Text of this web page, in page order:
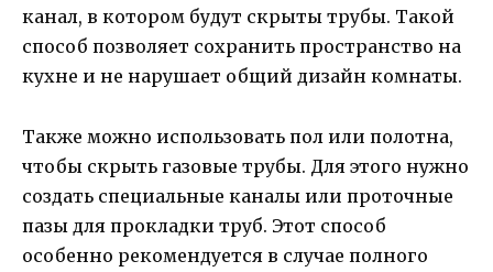
канал, в котором будут скрыты трубы. Такой
способ позволяет сохранить пространство на
кухне и не нарушает общий дизайн комнаты.
Также можно использовать пол или полотна,
чтобы скрыть газовые трубы. Для этого нужно
создать специальные каналы или проточные
пазы для прокладки труб. Этот способ
особенно рекомендуется в случае полного